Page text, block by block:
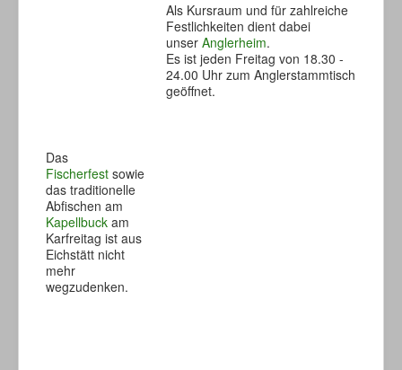
Als Kursraum und für zahlreiche
Festlichkeiten dient dabei
unser Anglerheim.
Es ist jeden Freitag von 18.30 -
24.00 Uhr zum Anglerstammtisch
geöffnet.
Das
Fischerfest sowie
das traditionelle
Abfischen am
Kapellbuck am
Karfreitag ist aus
Eichstätt nicht
mehr
wegzudenken.